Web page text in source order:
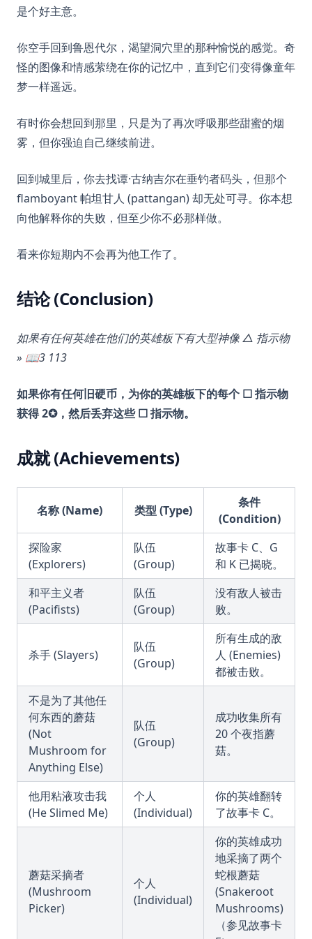
是个好主意。
你空手回到鲁恩代尔，渴望洞穴里的那种愉悦的感觉。奇
怪的图像和情感萦绕在你的记忆中，直到它们变得像童年
梦一样遥远。
有时你会想回到那里，只是为了再次呼吸那些甜蜜的烟
雾，但你强迫自己继续前进。
回到城里后，你去找谭·古纳吉尔在垂钓者码头，但那个
flamboyant 帕坦甘人 (pattangan) 却无处可寻。你本想
向他解释你的失败，但至少你不必那样做。
看来你短期内不会再为他工作了。
结论 (Conclusion)
如果有任何英雄在他们的英雄板下有大型神像 △ 指示物
» 📖3 113
如果你有任何旧硬币，为你的英雄板下的每个 ☐ 指示物
获得 2✪，然后丢弃这些 ☐ 指示物。
成就 (Achievements)
名称 (Name) 类型 (Type)
条件
(Condition)
探险家
(Explorers)
队伍
(Group)
故事卡 C、G
和 K 已揭晓。
和平主义者
(Pacifists)
队伍
(Group)
没有敌人被击
败。
杀手 (Slayers)
队伍
(Group)
所有生成的敌
人 (Enemies)
都被击败。
不是为了其他任
何东西的蘑菇
(Not
Mushroom for
Anything Else)
队伍
(Group)
成功收集所有
20 个夜指蘑
菇。
他用粘液攻击我
(He Slimed Me)
个人
(Individual)
你的英雄翻转
了故事卡 C。
蘑菇采摘者
(Mushroom
Picker)
个人
(Individual)
你的英雄成功
地采摘了两个
蛇根蘑菇
(Snakeroot
Mushrooms)
（参见故事卡